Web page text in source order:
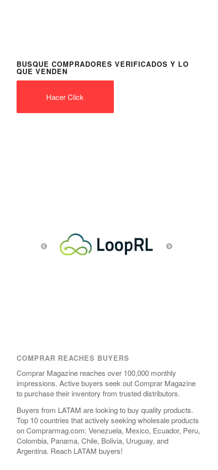
BUSQUE COMPRADORES VERIFICADOS Y LO
QUE VENDEN
Hacer Click
COMPRAR REACHES BUYERS
Comprar Magazine reaches over 100,000 monthly
impressions. Active buyers seek out Comprar Magazine
to purchase their inventory from trusted distributors.
Buyers from LATAM are looking to buy quality products.
Top 10 countries that actively seeking wholesale products
on Comprarmag.com: Venezuela, Mexico, Ecuador, Peru,
Colombia, Panama, Chile, Bolivia, Uruguay, and
Argentina. Reach LATAM buyers!